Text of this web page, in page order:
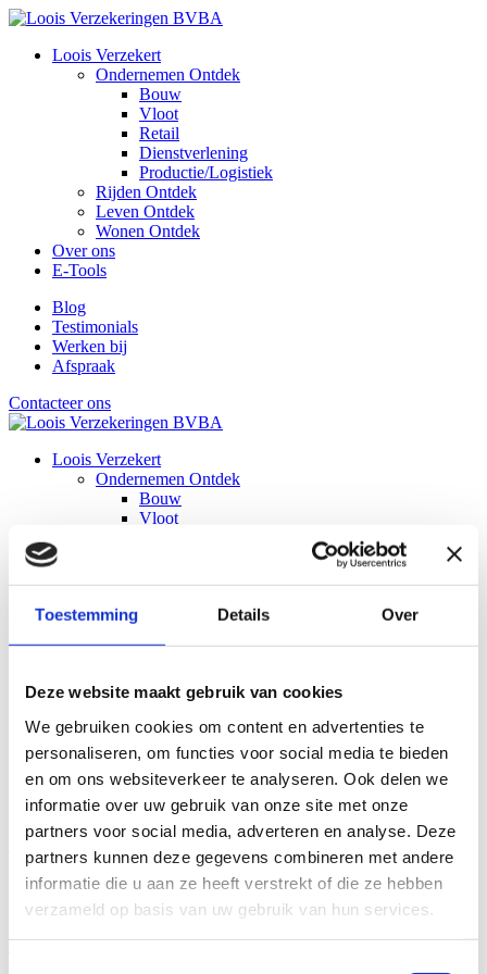
Toestemming Details Over
Deze website maakt gebruik van cookies
We gebruiken cookies om content en advertenties te
personaliseren, om functies voor social media te bieden
en om ons websiteverkeer te analyseren. Ook delen we
informatie over uw gebruik van onze site met onze
partners voor social media, adverteren en analyse. Deze
partners kunnen deze gegevens combineren met andere
informatie die u aan ze heeft verstrekt of die ze hebben
verzameld op basis van uw gebruik van hun services.
Loois Verzekert
Ondernemen Ontdek
Bouw
Vloot
Retail
Dienstverlening
Productie/Logistiek
Rijden Ontdek
Leven Ontdek
Wonen Ontdek
Over ons
E-Tools
Blog
Testimonials
Werken bij
Afspraak
Contacteer ons
Loois Verzekert
Ondernemen Ontdek
Bouw
Vloot
Leven
Testimonials
Werken bij
Contacteer ons
Home
E-Tools
E-gor: Mijn pensioendossier